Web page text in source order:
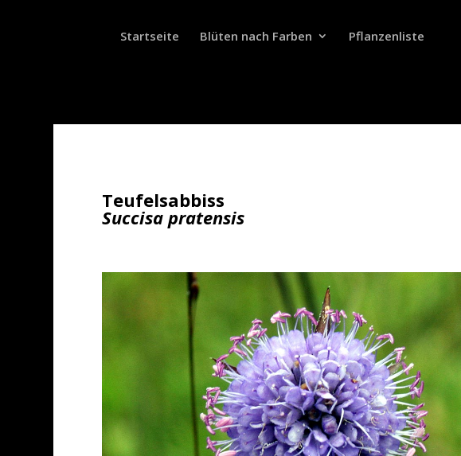
Startseite Blüten nach Farben Pflanzenliste
Teufelsabbiss
Succisa pratensis